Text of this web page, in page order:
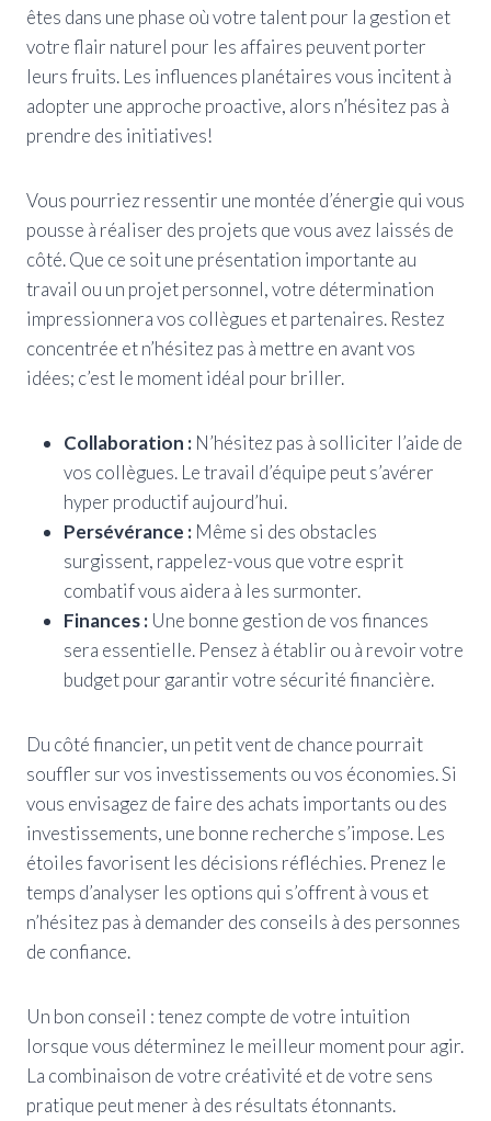
êtes dans une phase où votre talent pour la gestion et
votre flair naturel pour les affaires peuvent porter
leurs fruits. Les influences planétaires vous incitent à
adopter une approche proactive, alors n’hésitez pas à
prendre des initiatives!
Vous pourriez ressentir une montée d’énergie qui vous
pousse à réaliser des projets que vous avez laissés de
côté. Que ce soit une présentation importante au
travail ou un projet personnel, votre détermination
impressionnera vos collègues et partenaires. Restez
concentrée et n’hésitez pas à mettre en avant vos
idées; c’est le moment idéal pour briller.
Collaboration : N’hésitez pas à solliciter l’aide de
vos collègues. Le travail d’équipe peut s’avérer
hyper productif aujourd’hui.
Persévérance : Même si des obstacles
surgissent, rappelez-vous que votre esprit
combatif vous aidera à les surmonter.
Finances : Une bonne gestion de vos finances
sera essentielle. Pensez à établir ou à revoir votre
budget pour garantir votre sécurité financière.
Du côté financier, un petit vent de chance pourrait
souffler sur vos investissements ou vos économies. Si
vous envisagez de faire des achats importants ou des
investissements, une bonne recherche s’impose. Les
étoiles favorisent les décisions réfléchies. Prenez le
temps d’analyser les options qui s’offrent à vous et
n’hésitez pas à demander des conseils à des personnes
de confiance.
Un bon conseil : tenez compte de votre intuition
lorsque vous déterminez le meilleur moment pour agir.
La combinaison de votre créativité et de votre sens
pratique peut mener à des résultats étonnants.